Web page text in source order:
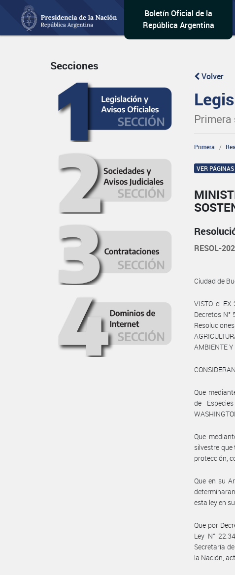
Boletín Oficial de la
República Argentina
Secciones
Volver
Primera
Primera
VER
RESOL-
Ciudad de
VISTO el
Decretos N°
AMBIENTE Y
Que
de
Que
silvestre
protección,
Que en su
esta ley en
Que por
Ley N°
Secretaría
la Nación,